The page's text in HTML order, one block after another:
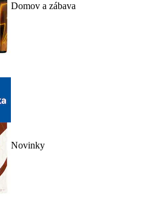
Domov a zábava
Novinky